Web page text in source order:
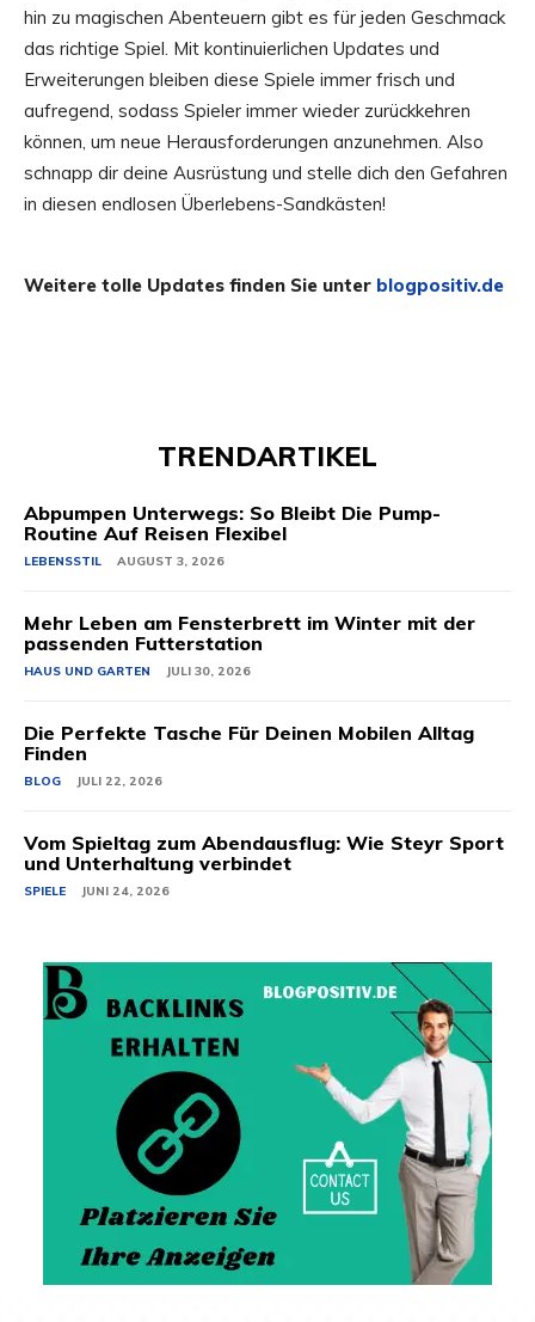
hin zu magischen Abenteuern gibt es für jeden Geschmack
das richtige Spiel. Mit kontinuierlichen Updates und
Erweiterungen bleiben diese Spiele immer frisch und
aufregend, sodass Spieler immer wieder zurückkehren
können, um neue Herausforderungen anzunehmen. Also
schnapp dir deine Ausrüstung und stelle dich den Gefahren
in diesen endlosen Überlebens-Sandkästen!
Weitere tolle Updates finden Sie unter blogpositiv.de
TRENDARTIKEL
Abpumpen Unterwegs: So Bleibt Die Pump-
Routine Auf Reisen Flexibel
LEBENSSTIL AUGUST 3, 2026
Mehr Leben am Fensterbrett im Winter mit der
passenden Futterstation
HAUS UND GARTEN JULI 30, 2026
Die Perfekte Tasche Für Deinen Mobilen Alltag
Finden
BLOG JULI 22, 2026
Vom Spieltag zum Abendausflug: Wie Steyr Sport
und Unterhaltung verbindet
SPIELE JUNI 24, 2026